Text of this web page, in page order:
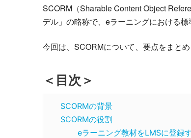
SCORM（Sharable Content Object
デル」の略称で、eラーニングにおける標
今回は、SCORMについて、要点をまとめ
＜目次＞
SCORMの背景
SCORMの役割
eラーニング教材をLMSに登録